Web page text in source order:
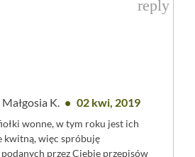
Małgosia K. 02 kwi, 2019
wonne, w tym roku jest ich
kwitną, więc spróbuję
przez Ciebie przepisów
reply